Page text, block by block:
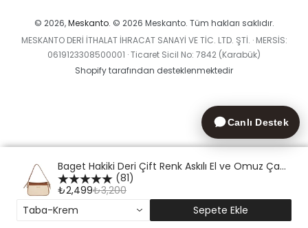
© 2026,Meskanto. © 2026 Meskanto. Tüm hakları saklıdır.
MESKANTO DERİ İTHALAT İHRACAT SANAYİ VE TİC. LTD. ŞTİ. · MERSİS:
0619123308500001 · Ticaret Sicil No: 7842 (Karabük)
Shopify tarafından desteklenmektedir
yöntemleri
Canlı Destek
Baget Hakiki Deri Çift Renk Askılı El ve Omuz Çanta
(81)
₺2,499₺3,200
Taba-Krem
Sepete Ekle